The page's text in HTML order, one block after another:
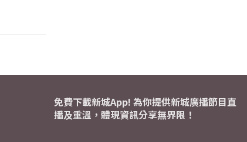
免費下載新城App! 為你提供新城廣播節目直
播及重溫，體現資訊分享無界限！